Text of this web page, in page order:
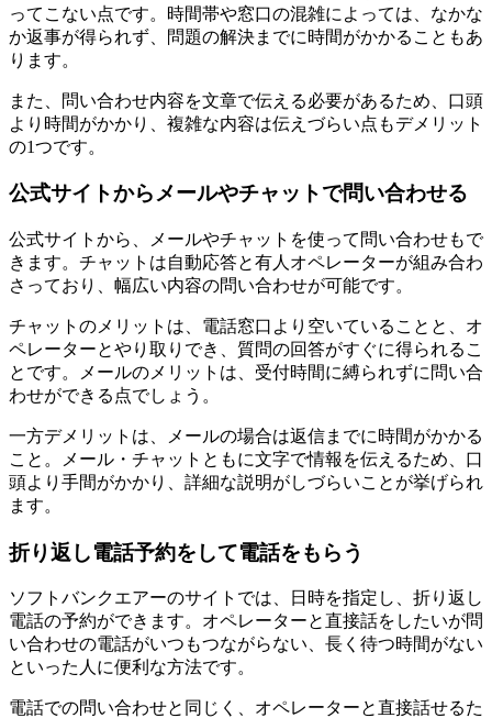
ってこない点です。時間帯や窓口の混雑によっては、なかな
か返事が得られず、問題の解決までに時間がかかることもあ
ります。
また、問い合わせ内容を文章で伝える必要があるため、口頭
より時間がかかり、複雑な内容は伝えづらい点もデメリット
の1つです。
公式サイトからメールやチャットで問い合わせる
公式サイトから、メールやチャットを使って問い合わせもで
きます。チャットは自動応答と有人オペレーターが組み合わ
さっており、幅広い内容の問い合わせが可能です。
チャットのメリットは、電話窓口より空いていることと、オ
ペレーターとやり取りでき、質問の回答がすぐに得られるこ
とです。メールのメリットは、受付時間に縛られずに問い合
わせができる点でしょう。
一方デメリットは、メールの場合は返信までに時間がかかる
こと。メール・チャットともに文字で情報を伝えるため、口
頭より手間がかかり、詳細な説明がしづらいことが挙げられ
ます。
折り返し電話予約をして電話をもらう
ソフトバンクエアーのサイトでは、日時を指定し、折り返し
電話の予約ができます。オペレーターと直接話をしたいが問
い合わせの電話がいつもつながらない、長く待つ時間がない
といった人に便利な方法です。
電話での問い合わせと同じく、オペレーターと直接話せるた